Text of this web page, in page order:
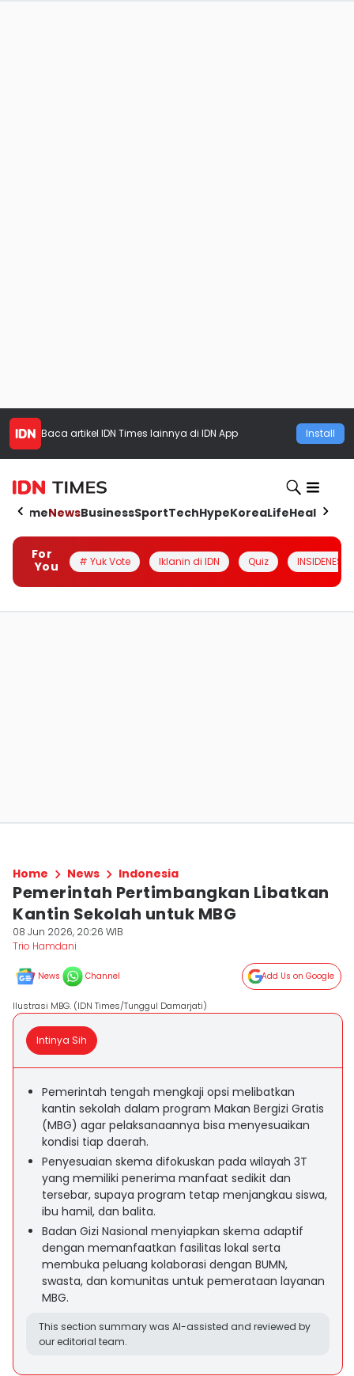
Baca artikel IDN Times lainnya di IDN App Install
HomeNewsBusinessSportTechHypeKoreaLifeHealth
For
You
# Yuk Vote Iklanin di IDN Quiz INSIDENESIA
Home News Indonesia
Pemerintah Pertimbangkan Libatkan
Kantin Sekolah untuk MBG
08 Jun 2026, 20:26 WIB
Trio Hamdani
News Channel Add Us on Google
Ilustrasi MBG. (IDN Times/Tunggul Damarjati)
Intinya Sih
Pemerintah tengah mengkaji opsi melibatkan
kantin sekolah dalam program Makan Bergizi Gratis
(MBG) agar pelaksanaannya bisa menyesuaikan
kondisi tiap daerah.
Penyesuaian skema difokuskan pada wilayah 3T
yang memiliki penerima manfaat sedikit dan
tersebar, supaya program tetap menjangkau siswa,
ibu hamil, dan balita.
Badan Gizi Nasional menyiapkan skema adaptif
dengan memanfaatkan fasilitas lokal serta
membuka peluang kolaborasi dengan BUMN,
swasta, dan komunitas untuk pemerataan layanan
MBG.
This section summary was AI-assisted and reviewed by
our editorial team.